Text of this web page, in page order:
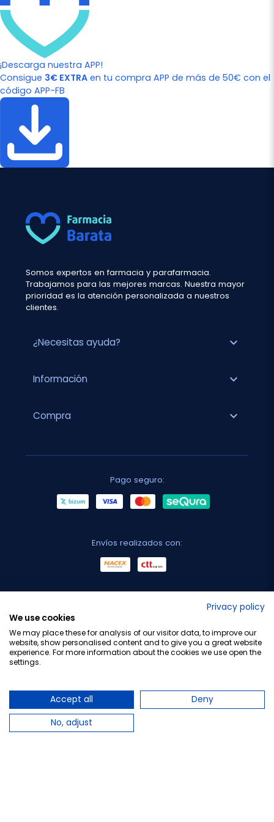
¡Descarga nuestra APP!
Consigue 3€ EXTRA en tu compra APP de más de 50€ con el
código APP-FB
Somos expertos en farmacia y parafarmacia.
Trabajamos para las mejores marcas. Nuestra mayor
prioridad es la atención personalizada a nuestros
clientes.
¿Necesitas ayuda? expand_more
Información expand_more
Compra expand_more
Pago seguro:
Envíos realizados con:
Privacy policy
We use cookies
We may place these for analysis of our visitor data, to improve our
website, show personalised content and to give you a great website
experience. For more information about the cookies we use open the
settings.
Accept all
Deny
No, adjust